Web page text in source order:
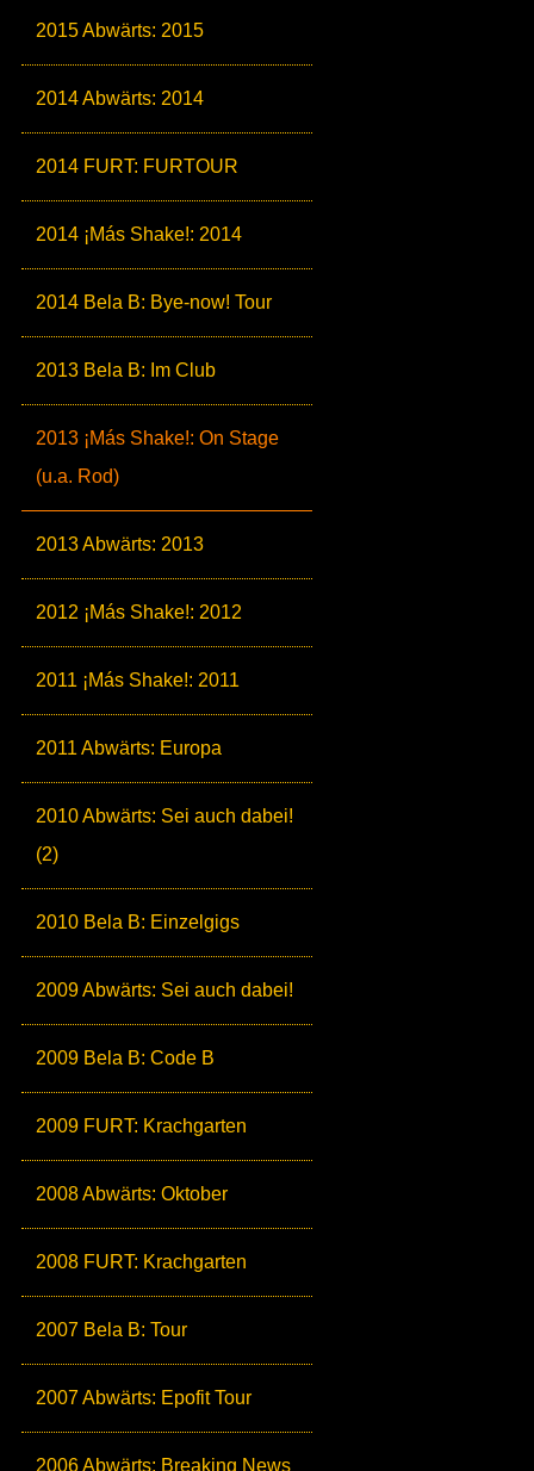
2015 Abwärts: 2015
2014 Abwärts: 2014
2014 FURT: FURTOUR
2014 ¡Más Shake!: 2014
2014 Bela B: Bye-now! Tour
2013 Bela B: Im Club
2013 ¡Más Shake!: On Stage
(u.a. Rod)
2013 Abwärts: 2013
2012 ¡Más Shake!: 2012
2011 ¡Más Shake!: 2011
2011 Abwärts: Europa
2010 Abwärts: Sei auch dabei!
(2)
2010 Bela B: Einzelgigs
2009 Abwärts: Sei auch dabei!
2009 Bela B: Code B
2009 FURT: Krachgarten
2008 Abwärts: Oktober
2008 FURT: Krachgarten
2007 Bela B: Tour
2007 Abwärts: Epofit Tour
2006 Abwärts: Breaking News